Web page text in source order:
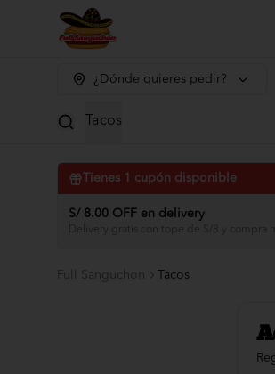
¿Dónde quieres pedir?
Tacos
Tienes 1 cupón disponible
S/ 8.00 OFF en delivery
Delivery gratis con tope de S/8 y compra
Full Sanguchon Tacos